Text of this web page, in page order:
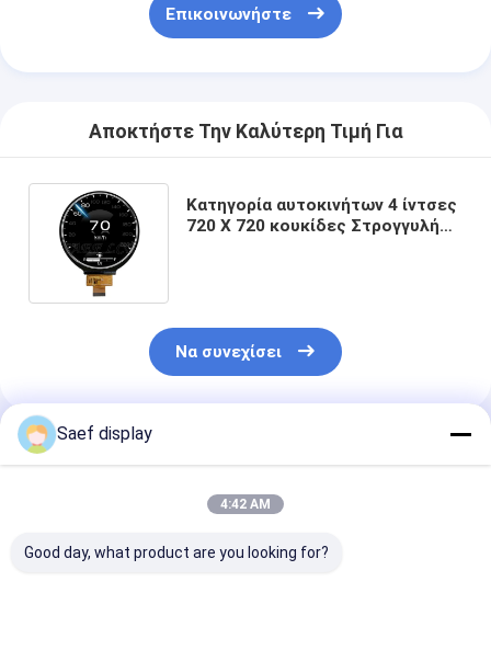
Επικοινωνήστε
Αποκτήστε Την Καλύτερη Τιμή Για
Κατηγορία αυτοκινήτων 4 ίντσες
720 X 720 κουκίδες Στρογγυλή
Να συνεχίσει
Συνιστώμενα Προϊόντα
Saef display
4:42 AM
Good day, what product are you looking for?